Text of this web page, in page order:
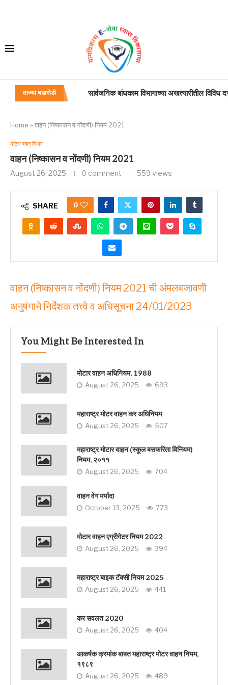
ताज्या घडामोडी
सार्वजनिक बांधकाम विभागाच्या अखत्यारीतील विविध
Home » वाहन (निष्कासन व नोंदणी) नियम 2021
मोटार वाहन विभाग
वाहन (निष्कासन व नोंदणी) नियम 2021
August 26, 2025 0 comment 559 views
SHARE 0
वाहन (निष्कासन व नोंदणी) नियम 2021 ची अंमलबजावणी
अनुषंगाने निर्देशक तत्त्वे व अधिसूचना 24/01/2023
You Might Be Interested In
मोटार वाहन अधिनियम, 1988
August 26, 2025 693
महाराष्ट्र मोटर वाहन कर अधिनियम
August 26, 2025 507
महाराष्ट्र मोटार वाहन (स्कूल बसकरिता विनियम)
नियम, २०११
August 26, 2025 704
वाहन वेग मर्यादा
October 13, 2025 773
मोटार वाहन एग्रीगेटर नियम 2022
August 26, 2025 394
महाराष्ट्र बाइक टॅक्सी नियम 2025
August 26, 2025 441
कर सवलत 2020
August 26, 2025 404
आकर्षक क्रमांक बाबत महाराष्ट्र मोटर वाहन नियम,
१९८९
August 26, 2025 489